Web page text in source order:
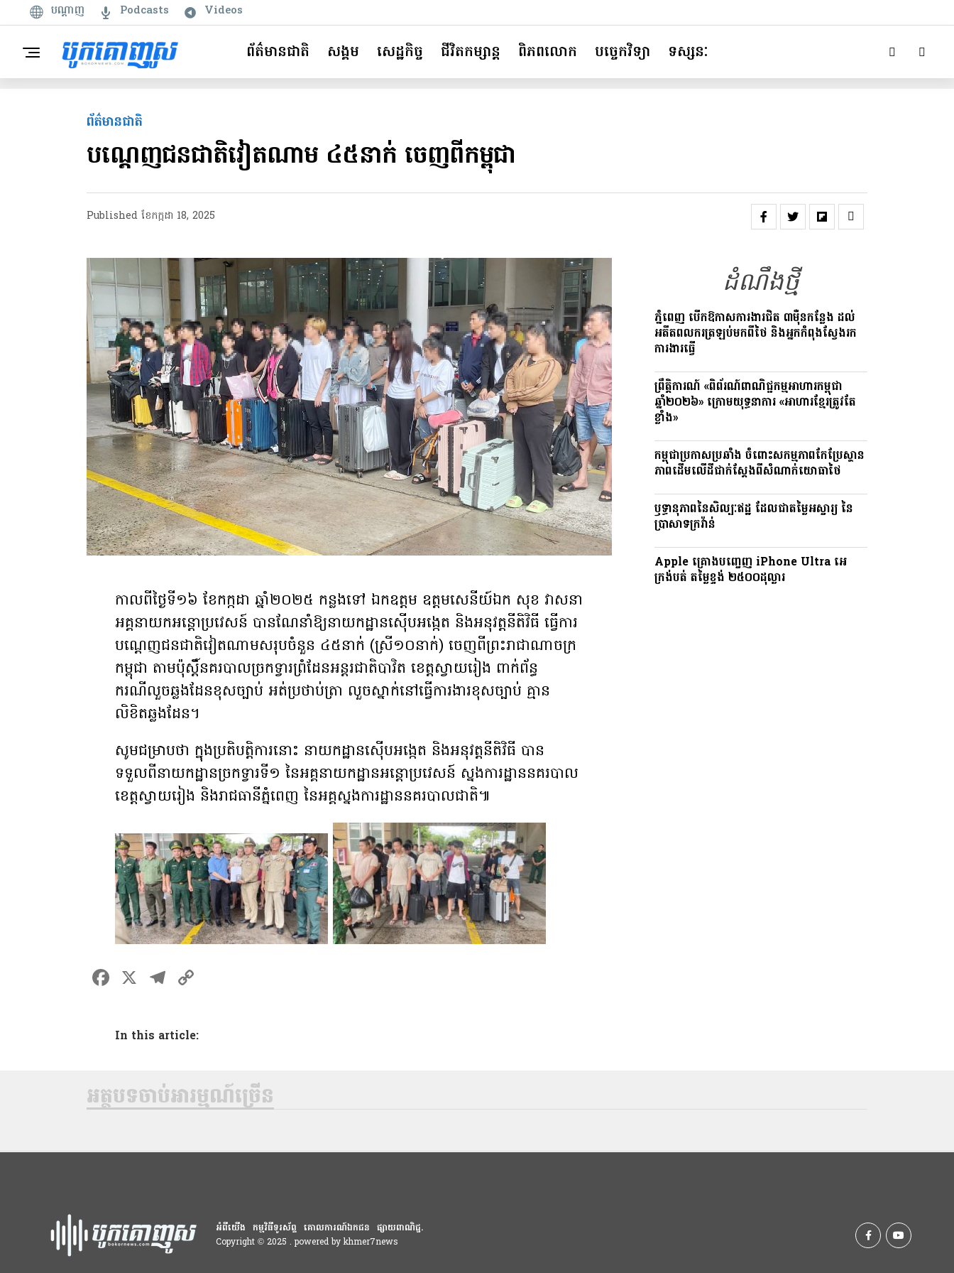
បណ្តាញ Podcasts Videos
ព័ត៌មានជាតិ សង្គម សេដ្ឋកិច្ច ជីវិតកម្សាន្ត ពិភពលោក បច្ចេកវិទ្យា ទស្សនៈ
ព័ត៌មានជាតិ
បណ្តេញជនជាតិវៀតណាម ៤៥នាក់ ចេញពីកម្ពុជា
Published ខែ​កក្កដា 18, 2025
កាលពីថ្ងៃទី១៦ ខែកក្កដា ឆ្នាំ២០២៥ កន្លងទៅ ឯកឧត្តម ឧត្តមសេនីយ៍ឯក សុខ វាសនា
អគ្គនាយកអន្តោប្រវេសន៍ បានណែនាំឱ្យនាយកដ្ឋានស៊ើបអង្កេត និងអនុវត្តនីតិវិធី ធ្វើការ
បណ្តេញជនជាតិវៀតណាមសរុបចំនួន ៤៥នាក់ (ស្រី១០នាក់) ចេញពីព្រះរាជាណាចក្រ
កម្ពុជា តាមប៉ុស្តិ៍នគរបាលច្រកទ្វារព្រំដែនអន្តរជាតិបាវិត ខេត្តស្វាយរៀង ពាក់ព័ន្ធ
ករណីលួចឆ្លងដែនខុសច្បាប់ អត់ប្រថាប់ត្រា លួចស្នាក់នៅធ្វើការងារខុសច្បាប់ គ្មាន
លិខិតឆ្លងដែន។
សូមជម្រាបថា ក្នុងប្រតិបត្តិការនោះ នាយកដ្ឋានស៊ើបអង្កេត និងអនុវត្តនីតិវិធី បាន
ទទួលពីនាយកដ្ឋានច្រកទ្វារទី១ នៃអគ្គនាយកដ្ឋានអន្តោប្រវេសន៍ ស្នងការដ្ឋាននគរបាល
ខេត្តស្វាយរៀង និងរាជធានីភ្នំពេញ នៃអគ្គស្នងការដ្ឋាននគរបាលជាតិ៕
F
ce
b
o
k
X T
e
gr
m
y
n
k
In this article:
ដំណឹងថ្មី
ភ្នំពេញ បើកឱកាសការងារជិត ៣ម៉ឺនកន្លែង ដល់
អតីតពលករត្រឡប់មកពីថៃ និងអ្នកកំពុងស្វែងរក
ការងារធ្វើ
ព្រឹត្តិការណ៍ «ពិព័រណ៍ពាណិជ្ជកម្មអាហារកម្ពុជា
ឆ្នាំ២០២៦» ក្រោមយុទ្ធនាការ «អាហារខ្មែរត្រូវតែ
ខ្លាំង»
កម្ពុជាប្រកាសប្រឆាំង ចំពោះសកម្មភាពកែប្រែស្ថាន
ភាពដើមលើដីជាក់ស្តែងពីសំណាក់យោធាថៃ
ឫទ្ធានុភាពនៃសិល្បៈឥដ្ឋ ដែលជាតម្លៃអស្ចារ្យ នៃ
ប្រាសាទក្រវ៉ាន់
Apple គ្រោងបញ្ចេញ iPhone Ultra អេ
ក្រង់បត់ តម្លៃខ្ទង់ ២៥០០ដុល្លារ
អត្ថបទចាប់អារម្មណ៍ច្រើន
អំពីយើង កម្មវិធីទូរស័ព្ទ គោលការណ៍ឯកជន
ផ្សាយពាណិជ្ជ.
Copyright © 2025 . powered by khmer7news